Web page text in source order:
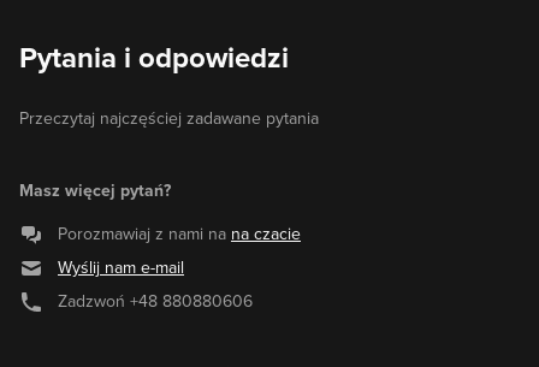
Pytania i odpowiedzi
Przeczytaj najczęściej zadawane pytania
Masz więcej pytań?
Porozmawiaj z nami na na czacie
Wyślij nam e-mail
Zadzwoń +48 880880606